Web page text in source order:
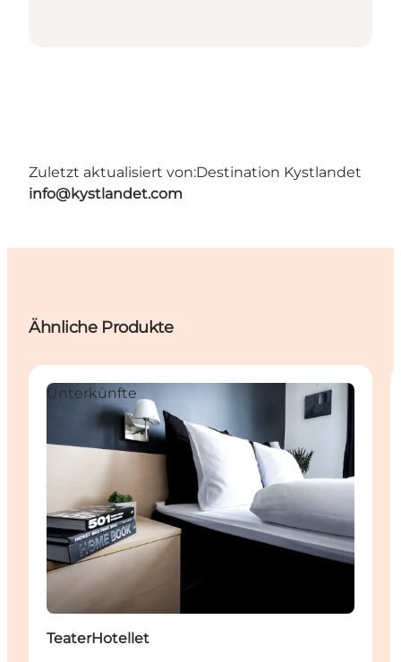
Zuletzt aktualisiert von:Destination Kystlandet
info@kystlandet.com
Ähnliche Produkte
Unterkünfte
TeaterHotellet